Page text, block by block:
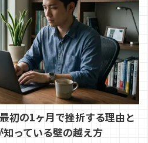
初の1ヶ月で挫折する理由と
っている壁の越え方